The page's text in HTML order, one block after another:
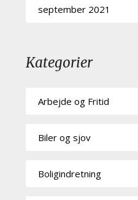
september 2021
Kategorier
Arbejde og Fritid
Biler og sjov
Boligindretning